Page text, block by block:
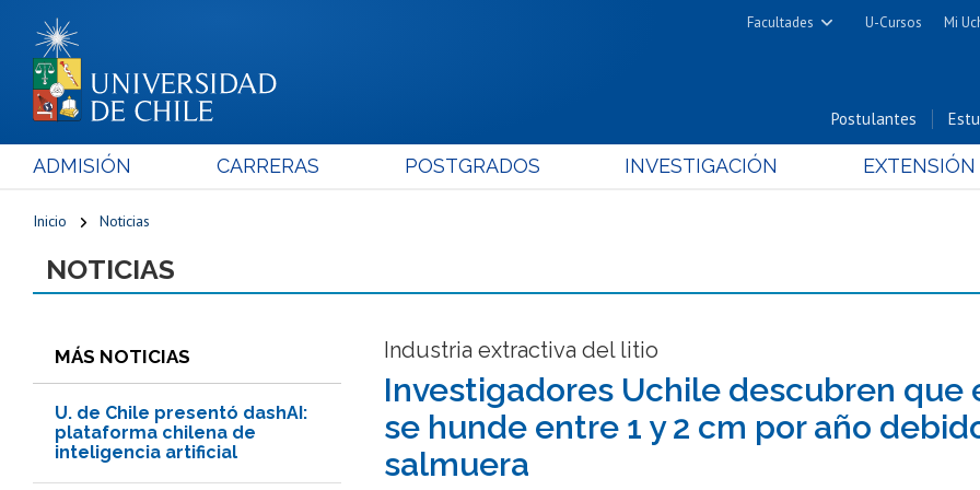
Facultades
Cs. Físicas y Matemáticas
Cs. Químicas y Farmacéuticas
Nutrición y Tecnología de
Alimentos
U-Cursos Mi
Postulantes
ADMISIÓN CARRERAS POSTGRADOS INVESTIGACIÓN EXTENSIÓN
Inicio Noticias
NOTICIAS
MÁS NOTICIAS
U. de Chile presentó dashAI:
plataforma chilena de
inteligencia artificial
Industria extractiva del litio
Investigadores Uchile descubren que
se hunde entre 1 y 2 cm por año
salmuera